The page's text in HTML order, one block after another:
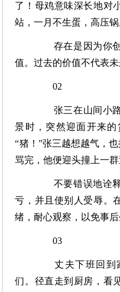
了！母鸡意味深长地对
站，一月不生蛋，高压锅
存在是因为你创
值。过去的价值不代表
02
张三在山间小路
景时，突然迎面开来的
“猪！”张三越想越气，
骂完，他便迎头撞上一群
不要错误地诠释
亏，并且使别人受辱。
绪，耐心观察，以免事后
03
丈夫下班回到
们。径直走到厨房，看